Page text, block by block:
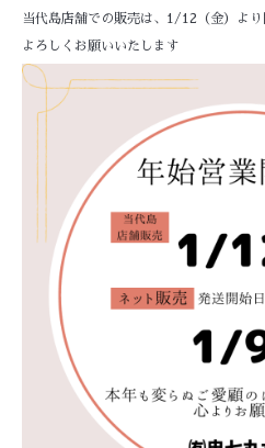
当代島店舗での販売は、1/12（金）よ
よろしくお願いいたします